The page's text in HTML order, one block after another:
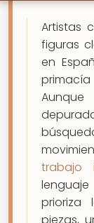
Artistas
figuras
en
trabajo
prioriza
piezas,